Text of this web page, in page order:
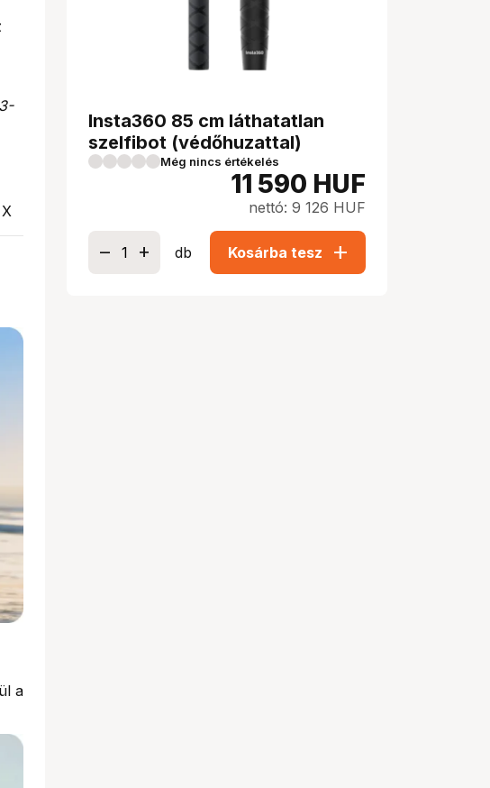
a
Insta360 85 cm láthatatlan
szelfibot (védőhuzattal)
Még nincs értékelés
11 590 HUF
nettó: 9 126 HUF
db Kosárba tesz add